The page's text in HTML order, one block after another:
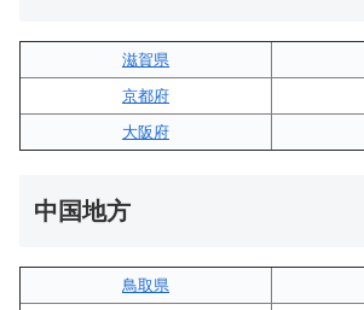
滋賀県
京都府
大阪府
中国地方
鳥取県